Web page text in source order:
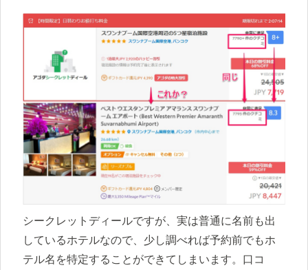
シークレットディールですが、実は普通に名前も出
しているホテルなので、少し調べれば予約前でもホ
テル名を特定することができてしまいます。口コ